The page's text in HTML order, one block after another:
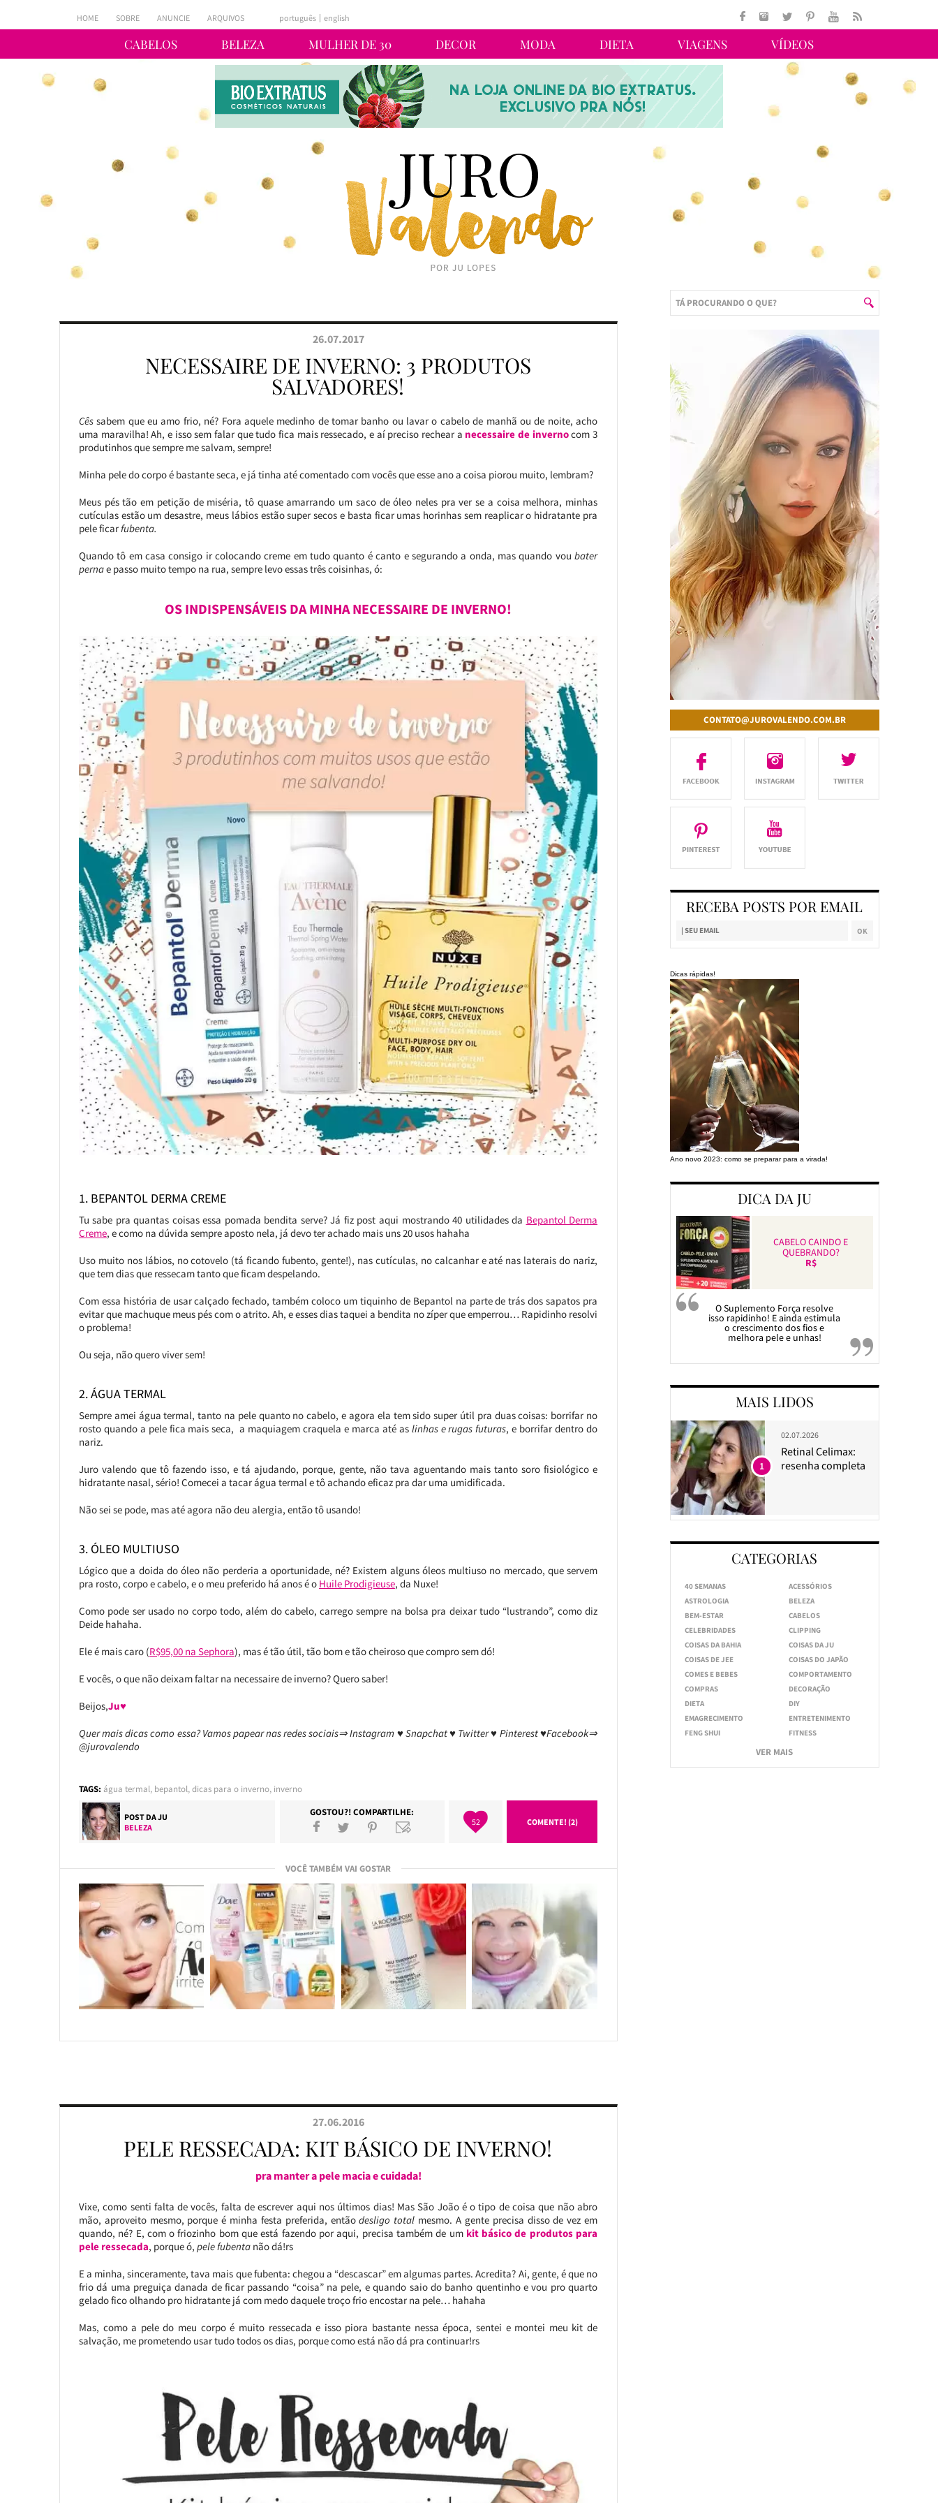
CABELOS BELEZA MULHER DE 30 DECOR MODA DIETA VIAGENS VÍDEOS
HOME SOBRE ANUNCIE ARQUIVOS português english
26.07.2017
NECESSAIRE DE INVERNO: 3 PRODUTOS
SALVADORES!
Cêssabem que eu amo frio, né? Fora aquele medinho de tomar banho ou lavar o cabelo de manhã ou de noite, acho
uma maravilha! Ah, e isso sem falar que tudo fica mais ressecado, e aí preciso rechear a necessaire de invernocom 3
produtinhos que sempre me salvam, sempre!
Minha pele do corpo é bastante seca, e já tinha até comentado com vocês que esse ano a coisa piorou muito, lembram?
Meus pés tão em petição de miséria, tô quase amarrando um saco de óleo neles pra ver se a coisa melhora, minhas
cutículas estão um desastre, meus lábios estão super secos e basta ficar umas horinhas sem reaplicar o hidratante pra
pele ficarfubenta.
Quando tô em casa consigo ir colocando creme em tudo quanto é canto e segurando a onda, mas quando voubater
pernae passo muito tempo na rua, sempre levo essas três coisinhas, ó:
OS INDISPENSÁVEIS DA MINHA NECESSAIRE DE INVERNO!
1. BEPANTOL DERMA CREME
Tu sabe pra quantas coisas essa pomada bendita serve? Já fiz post aqui mostrando 40 utilidades da Bepantol Derma
Creme, e como na dúvida sempre aposto nela, já devo ter achado mais uns 20 usos hahaha
Uso muito nos lábios, no cotovelo (tá ficando fubento, gente!), nas cutículas, no calcanhar e até nas laterais do nariz,
que tem dias que ressecam tanto que ficam despelando.
Com essa história de usar calçado fechado, também coloco um tiquinho de Bepantol na parte de trás dos sapatos pra
evitar que machuque meus pés com o atrito. Ah, e esses dias taquei a bendita no zíper que emperrou… Rapidinho resolvi
o problema!
Ou seja, não quero viver sem!
2. ÁGUA TERMAL
Sempre amei água termal, tanto na pele quanto no cabelo, e agora ela tem sido super útil pra duas coisas: borrifar no
rosto quando a pele fica mais seca, a maquiagem craquela e marca até aslinhas e rugas futuras, e borrifar dentro do
nariz.
Juro valendo que tô fazendo isso, e tá ajudando, porque, gente, não tava aguentando mais tanto soro fisiológico e
hidratante nasal, sério! Comecei a tacar água termal e tô achando eficaz pra dar uma umidificada.
Não sei se pode, mas até agora não deu alergia, então tô usando!
3. ÓLEO MULTIUSO
Lógico que a doida do óleo não perderia a oportunidade, né? Existem alguns óleos multiuso no mercado, que servem
pra rosto, corpo e cabelo, e o meu preferido há anos é o Huile Prodigieuse, da Nuxe!
Como pode ser usado no corpo todo, além do cabelo, carrego sempre na bolsa pra deixar tudo “lustrando”, como diz
Deide hahaha.
Ele é mais caro (R$95,00 na Sephora), mas é tão útil, tão bom e tão cheiroso que compro sem dó!
E vocês, o que não deixam faltar na necessaire de inverno? Quero saber!
Beijos,Ju♥
Quer mais dicas como essa? Vamos papear nas redes sociais⇒ Instagram ♥ Snapchat ♥ Twitter ♥ Pinterest ♥Facebook⇒
@jurovalendo
TAGS: água termal, bepantol,dicas para o inverno, inverno
POST DAJU
BELEZA
GOSTOU?! COMPARTILHE:
52 COMENTE! (2)
VOCÊ TAMBÉM VAI GOSTAR
27.06.2016
PELE RESSECADA: KIT BÁSICO DE INVERNO!
pra manter a pele macia e cuidada!
Vixe, como senti falta de vocês, falta de escrever aqui nos últimos dias! Mas São João é o tipo de coisa que não abro
mão, aproveito mesmo, porque é minha festa preferida, entãodesligo total mesmo. A gente precisa disso de vez em
quando, né? E, com o friozinho bom que está fazendo por aqui, precisa também de um kit básico de produtos para
pele ressecada, porque ó, pele fubentanão dá!rs
E a minha, sinceramente, tava mais que fubenta: chegou a “descascar” em algumas partes. Acredita? Ai, gente, é que no
frio dá uma preguiça danada de ficar passando “coisa” na pele, e quando saio do banho quentinho e vou pro quarto
gelado fico olhando pro hidratante já com medo daquele troço frio encostar na pele… hahaha
Mas, como a pele do meu corpo é muito ressecada e isso piora bastante nessa época, sentei e montei meu kit de
salvação, me prometendo usar tudo todos os dias, porque como está não dá pra continuar!rs
CONTATO@JUROVALENDO.COM.BR
RECEBA POSTS POR EMAIL
Dicas rápidas!
Ano novo 2023: como se preparar para a virada!
DICA DA JU
CABELO CAINDO E
QUEBRANDO?
R$
O Suplemento Força resolve
isso rapidinho! E ainda estimula
o crescimento dos fios e
melhora pele e unhas!
MAIS LIDOS
02.07.2026
Retinal Celimax:
resenha completa
1
CATEGORIAS
40 SEMANAS
ACESSÓRIOS
ASTROLOGIA
BELEZA
BEM-ESTAR
CABELOS
CELEBRIDADES
CLIPPING
COISAS DA BAHIA
COISAS DA JU
COISAS DE JEE
COISAS DO JAPÃO
COMES E BEBES
COMPORTAMENTO
COMPRAS
DECORAÇÃO
DIETA
DIY
EMAGRECIMENTO
ENTRETENIMENTO
FENG SHUI
FITNESS
VER MAIS